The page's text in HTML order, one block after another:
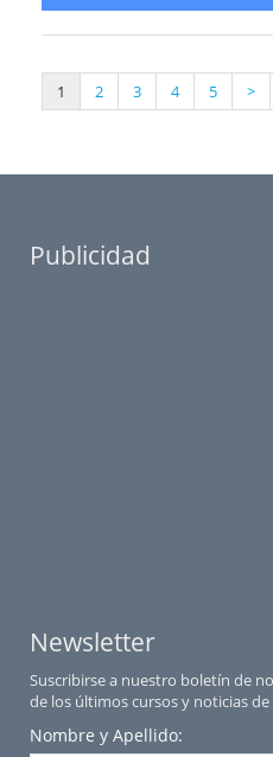
1 2 3 4 5 >
Publicidad
Newsletter
Suscribirse a nuestro boletín de
de los últimos cursos y noticias
Nombre y Apellido: